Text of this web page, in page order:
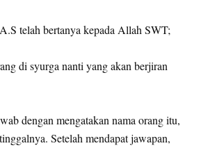
telah bertanya kepada Allah SWT;
di syurga nanti yang akan berjiran
dengan mengatakan nama orang itu,
Setelah mendapat jawapan,